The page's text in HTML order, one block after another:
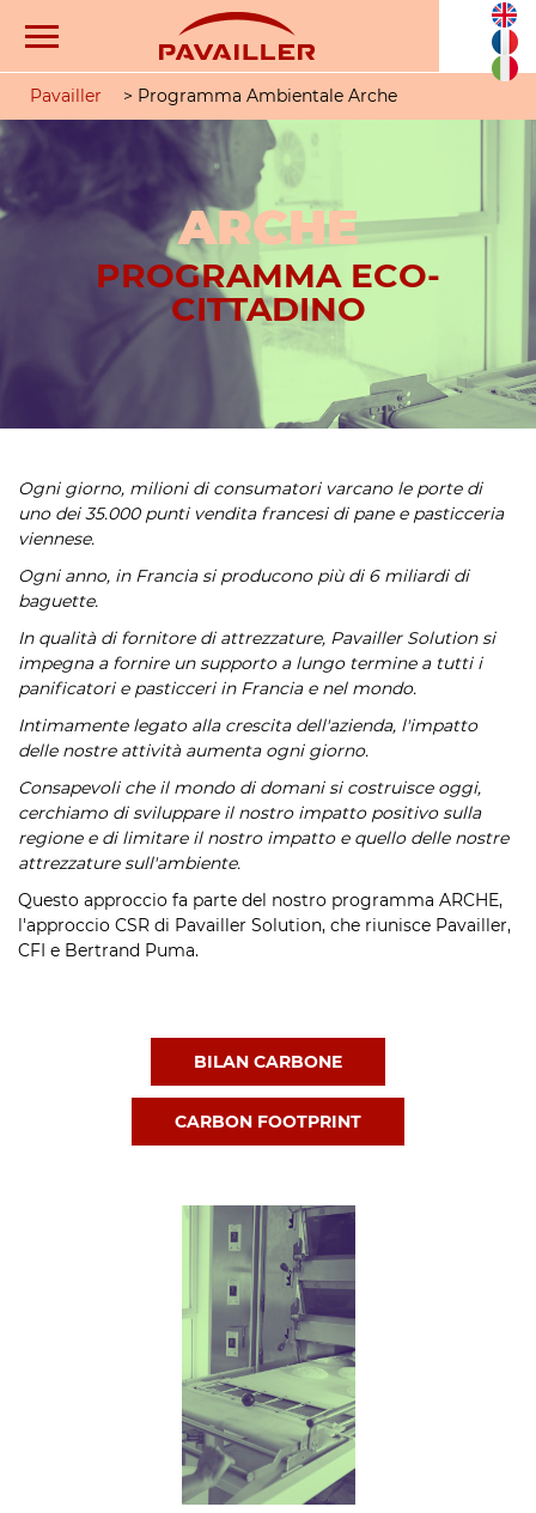
Pavailler > Programma Ambientale Arche
ARCHE
PROGRAMMA ECO-
CITTADINO
Ogni giorno, milioni di consumatori varcano le porte di
uno dei 35.000 punti vendita francesi di pane e pasticceria
viennese.
Ogni anno, in Francia si producono più di 6 miliardi di
baguette.
In qualità di fornitore di attrezzature, Pavailler Solution si
impegna a fornire un supporto a lungo termine a tutti i
panificatori e pasticceri in Francia e nel mondo.
Intimamente legato alla crescita dell'azienda, l'impatto
delle nostre attività aumenta ogni giorno.
Consapevoli che il mondo di domani si costruisce oggi,
cerchiamo di sviluppare il nostro impatto positivo sulla
regione e di limitare il nostro impatto e quello delle nostre
attrezzature sull'ambiente.
Questo approccio fa parte del nostro programma ARCHE,
l'approccio CSR di Pavailler Solution, che riunisce Pavailler,
CFI e Bertrand Puma.
BILAN CARBONE
CARBON FOOTPRINT